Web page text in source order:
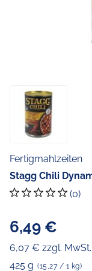
Fertigmahlzeiten
Stagg Chili
(0)
6,49 €
6,07 € zzgl. MwSt.
425 g (15,27 / 1 kg)